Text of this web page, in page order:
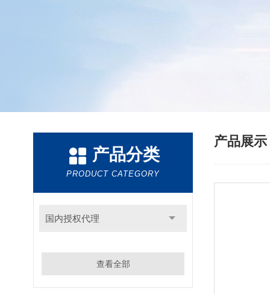
产品分类
PRODUCT CATEGORY
国内授权代理
查看全部
产品展示